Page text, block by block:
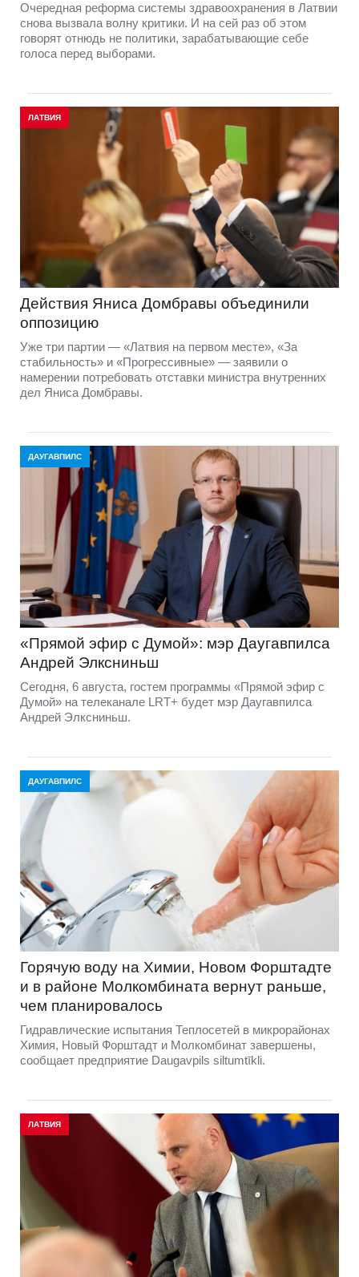
Очередная реформа системы здравоохранения в Латвии
снова вызвала волну критики. И на сей раз об этом
говорят отнюдь не политики, зарабатывающие себе
голоса перед выборами.
ЛАТВИЯ
Действия Яниса Домбравы объединили
оппозицию
Уже три партии — «Латвия на первом месте», «За
стабильность» и «Прогрессивные» — заявили о
намерении потребовать отставки министра внутренних
дел Яниса Домбравы.
ДАУГАВПИЛС
«Прямой эфир с Думой»: мэр Даугавпилса
Андрей Элксниньш
Сегодня, 6 августа, гостем программы «Прямой эфир с
Думой» на телеканале LRT+ будет мэр Даугавпилса
Андрей Элксниньш.
ДАУГАВПИЛС
Горячую воду на Химии, Новом Форштадте
и в районе Молкомбината вернут раньше,
чем планировалось
Гидравлические испытания Теплосетей в микрорайонах
Химия, Новый Форштадт и Молкомбинат завершены,
сообщает предприятие Daugavpils siltumtīkli.
ЛАТВИЯ